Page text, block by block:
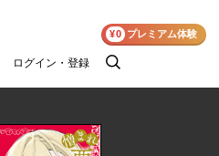
ログイン・登録
検
¥0 プレミアム体験